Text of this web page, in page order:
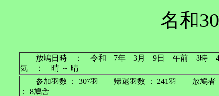
名和
放鳩日時 ： 令和 7年 3月 9日 午前
気 ： 晴 ～ 晴
参加羽数 ： 307羽 帰還羽数 ： 241羽 放鳩者
： 8鳩舎